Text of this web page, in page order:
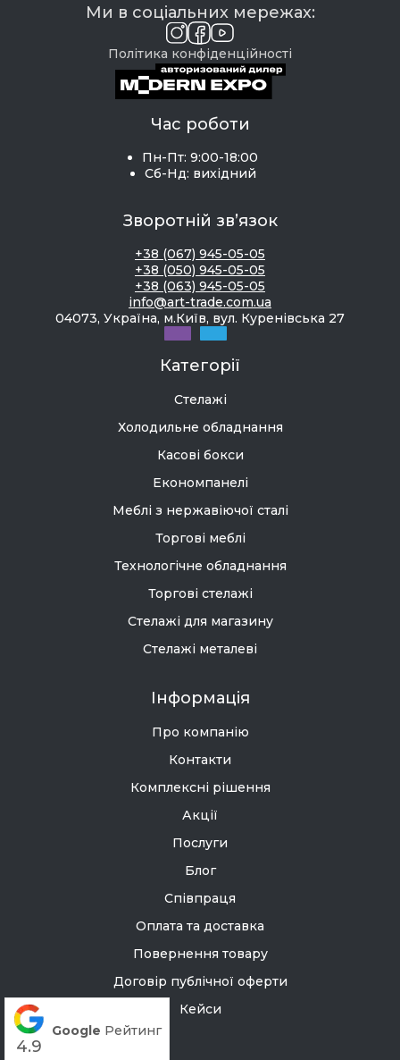
Ми в соціальних мережах:
Політика конфіденційності
Час роботи
Пн-Пт: 9:00-18:00
Сб-Нд: вихідний
Зворотній зв’язок
+38 (067) 945-05-05
+38 (050) 945-05-05
+38 (063) 945-05-05
info@art-trade.com.ua
04073, Україна, м.Київ, вул. Куренівська 27
Категорії
Стелажі
Холодильне обладнання
Касові бокси
Економпанелі
Меблі з нержавіючої сталі
Торгові меблі
Технологічне обладнання
Торгові стелажі
Стелажі для магазину
Стелажі металеві
Інформація
Про компанію
Контакти
Комплексні рішення
Акції
Послуги
Блог
Співпраця
Оплата та доставка
Повернення товару
Договір публічної оферти
Кейси
4.9
Google Рейтинг